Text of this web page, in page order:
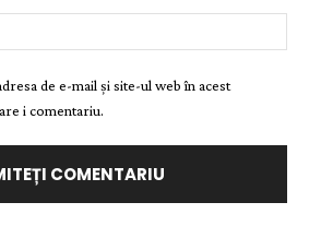
de e-mail și site-ul web în acest
i comentariu.